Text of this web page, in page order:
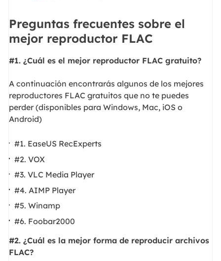
Preguntas frecuentes sobre el
mejor reproductor FLAC
#1. ¿Cuál es el mejor reproductor FLAC gratuito?
A continuación encontrarás algunos de los mejores
reproductores FLAC gratuitos que no te puedes
perder (disponibles para Windows, Mac, iOS o
Android)
#1. EaseUS RecExperts
#2. VOX
#3. VLC Media Player
#4. AIMP Player
#5. Winamp
#6. Foobar2000
#2. ¿Cuál es la mejor forma de reproducir archivos
FLAC?